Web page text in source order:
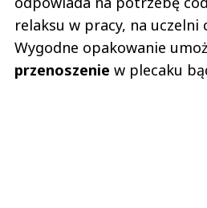
relaksu w pracy, na uczelni
Wygodne opakowanie
przenoszenie w plecaku